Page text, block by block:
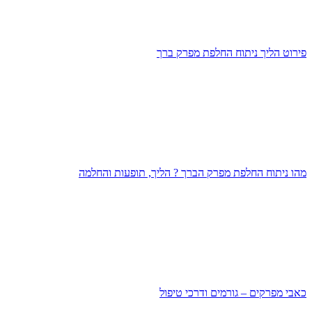
פירוט הליך ניתוח החלפת מפרק ברך
מהו ניתוח החלפת מפרק הברך ? הליך, תופעות והחלמה
כאבי מפרקים – גורמים ודרכי טיפול